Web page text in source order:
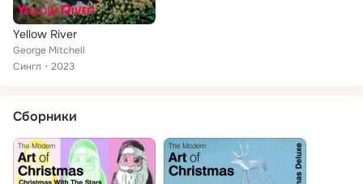
Yellow River
George Mitchell
Сингл
2023
Сборники